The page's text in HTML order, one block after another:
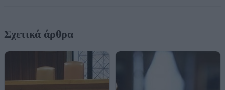
Σχετικά άρθρα